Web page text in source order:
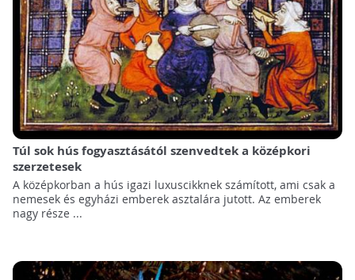
Túl sok hús fogyasztásától szenvedtek a középkori
szerzetesek
A középkorban a hús igazi luxuscikknek számított, ami csak a
nemesek és egyházi emberek asztalára jutott. Az emberek
nagy része ...